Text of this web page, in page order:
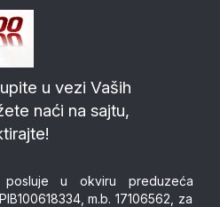
u vezi Vaših
naći na sajtu,
posluje u okviru preduzeća
m.b. 17106562, za